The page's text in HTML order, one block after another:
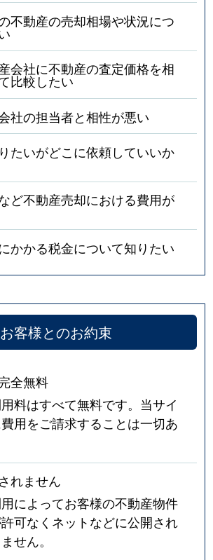
不動産の売却相場や状況につ
会社に不動産の査定価格を相
比較したい
社の担当者と相性が悪い
たいがどこに依頼していいか
ど不動産売却における費用が
かかる税金について知りたい
お客様とのお約束
全無料
料はすべて無料です。当サイ
用をご請求することは一切あ
れません
によってお客様の不動産物件
可なくネットなどに公開され
せん。